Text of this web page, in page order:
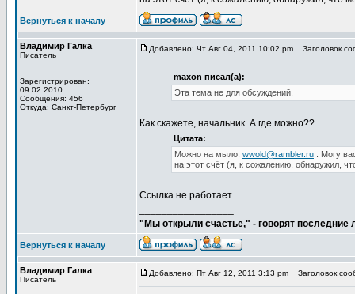
Вернуться к началу
Владимир Галка
Писатель
Зарегистрирован:
09.02.2010
Сообщения: 456
Откуда: Санкт-Петербург
Добавлено: Чт Авг 04, 2011 10:02 pm Заголовок
maxon писал(а):
Эта тема не для обсуждений.
Как скажете, начальник. А где можно??
Цитата:
Можно на мыло: wwold@rambler.ru . Могу
на этот счёт (я, к сожалению, обнаружил,
Ссылка не работает.
"Мы открыли счастье," - говорят
Вернуться к началу
Владимир Галка
Писатель
Добавлено: Пт Авг 12, 2011 3:13 pm Заголовок